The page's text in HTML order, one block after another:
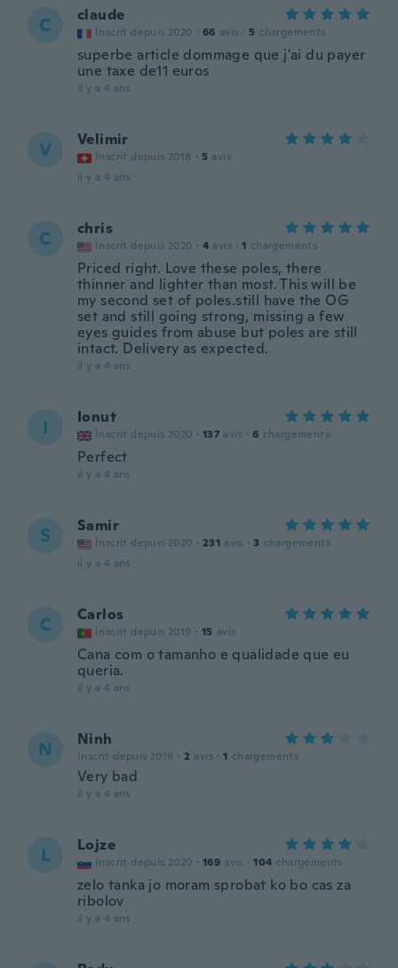
C claude
Inscrit depuis 2020 · 66 avis · 5 chargements
superbe article dommage que j'ai du payer
une taxe de11 euros
il y a 4 ans
V Velimir
Inscrit depuis 2018 · 5 avis
il y a 4 ans
C chris
Inscrit depuis 2020 · 4 avis · 1 chargements
Priced right. Love these poles, there
thinner and lighter than most. This will be
my second set of poles.still have the OG
set and still going strong, missing a few
eyes guides from abuse but poles are still
intact. Delivery as expected.
il y a 4 ans
I Ionut
Inscrit depuis 2020 · 137 avis · 6 chargements
Perfect
il y a 4 ans
S Samir
Inscrit depuis 2020 · 231 avis · 3 chargements
il y a 4 ans
C Carlos
Inscrit depuis 2019 · 15 avis
Cana com o tamanho e qualidade que eu
queria.
il y a 4 ans
N Ninh
Inscrit depuis 2019 · 2 avis · 1 chargements
Very bad
il y a 4 ans
L Lojze
Inscrit depuis 2020 · 169 avis · 104 chargements
zelo tanka jo moram sprobat ko bo cas za
ribolov
il y a 4 ans